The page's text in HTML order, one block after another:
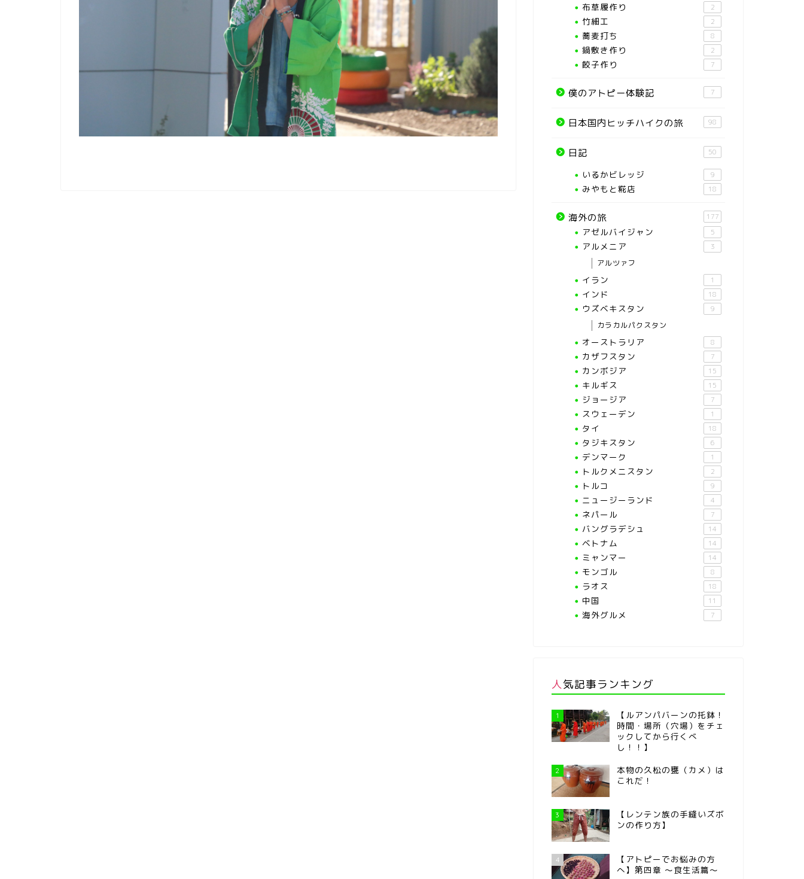
布草履作り 2
竹細工 2
蕎麦打ち 8
鍋敷き作り 2
餃子作り 7
僕のアトピー体験記 7
日本国内ヒッチハイクの旅 98
日記 50
いるかビレッジ 9
みやもと糀店 18
海外の旅 177
アゼルバイジャン 5
アルメニア 3
アルツァフ
イラン 1
インド 18
ウズベキスタン 9
カラカルパクスタン
オーストラリア 8
カザフスタン 7
カンボジア 15
キルギス 15
ジョージア 7
スウェーデン 1
タイ 18
タジキスタン 6
デンマーク 1
トルクメニスタン 2
トルコ 9
ニュージーランド 4
ネパール 7
バングラデシュ 14
ベトナム 14
ミャンマー 14
モンゴル 8
ラオス 18
中国 11
海外グルメ 7
人気記事ランキング
1
【ルアンパバーンの托鉢！
時間・場所（穴場）をチェ
ックしてから行くべ
し！！】
2
本物の久松の甕（カメ）は
これだ！
3
【レンテン族の手縫いズボ
ンの作り方】
4
【アトピーでお悩みの方
へ】第四章 ～食生活篇～